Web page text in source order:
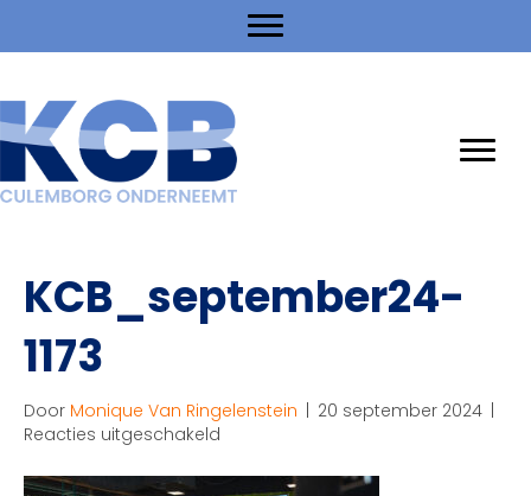
KCB_september24-
1173
Door Monique Van Ringelenstein | 20 september 2024 |
Reacties uitgeschakeld
1173